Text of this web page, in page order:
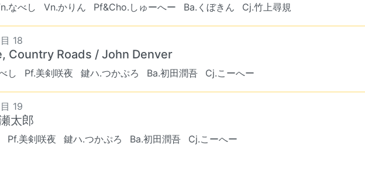
なべし Vn.かりん Pf&Cho.しゅーへー Ba.くぼきん Cj.竹上尋規
18
Country Roads / John Denver
し Pf.美剣咲夜 鍵ハ.つかぷろ Ba.初田潤吾 Cj.こーへー
19
太郎
Pf.美剣咲夜 鍵ハ.つかぷろ Ba.初田潤吾
Cj.こーへー